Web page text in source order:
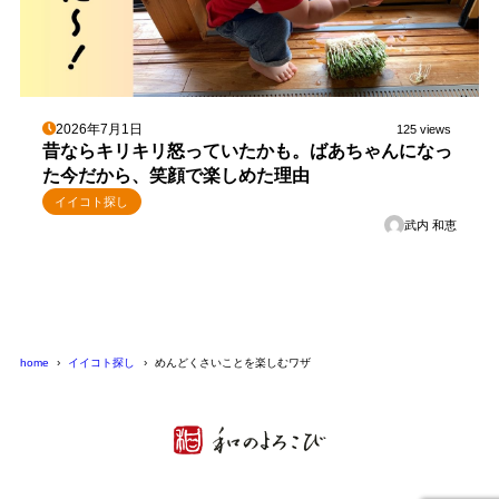
2026年7月1日 125 views
昔ならキリキリ怒っていたかも。ばあちゃんになっ
た今だから、笑顔で楽しめた理由
イイコト探し
武内 和恵
home イイコト探し めんどくさいことを楽しむワザ